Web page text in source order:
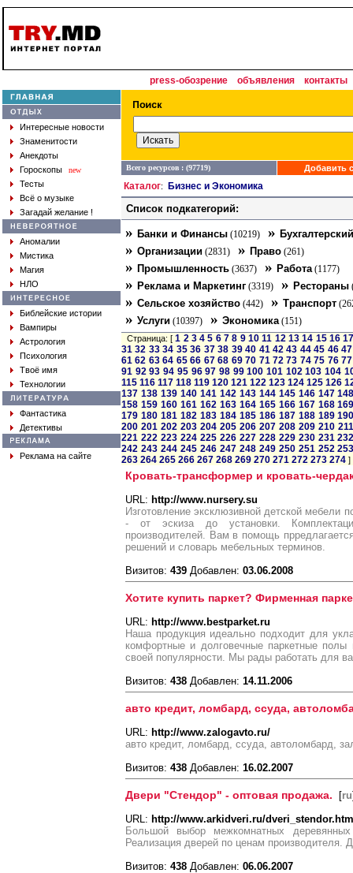
press-обозрение объявления контакты
Интересные новости
Знаменитости
Анекдоты
Гороскопы
new
Тесты
Всё о музыке
Загадай желание !
Аномалии
Мистика
Магия
НЛО
Библейские истории
Вампиры
Астрология
Психология
Твоё имя
Технологии
Фантастика
Детективы
Реклама на сайте
Всего ресурсов : (97719) Добавить
Каталог: Бизнес и Экономика
Список подкатегорий:
» Банки и Финансы (10219) »
» Организации (2831) » Право (261)
» Промышленность (3637) » Работа(1177)
» Реклама и Маркетинг (3319) » Рестораны
» Сельское хозяйство (442) » Транспорт
» Услуги (10397) » Экономика(151)
Страница: [1 2 3 4 5 6 7 8 9 10 11 12 13 14 15 16
31 32 33 34 35 36 37 38 39 40 41 42 43 44 45 46 47
61 62 63 64 65 66 67 68 69 70 71 72 73 74 75 76 77
91 92 93 94 95 96 97 98 99 100 101 102 103 104
115 116 117 118 119 120 121 122 123 124 125 126
137 138 139 140 141 142 143 144 145 146 147
158 159 160 161 162 163 164 165 166 167 168
179 180 181 182 183 184 185 186 187 188 189
200 201 202 203 204 205 206 207 208 209 210 211
221 222 223 224 225 226 227 228 229 230 231
242 243 244 245 246 247 248 249 250 251 252
263 264 265 266 267 268 269 270 271 272 273 274 ]
Кровать-трансформер и кровать-
URL: http://www.nursery.su
Изготовление эксклюзивной детской мебели
- от эскиза до установки.
производителей. Вам в помощь
решений и словарь мебельных терминов.
Визитов: 439 Добавлен: 03.06.2008
Хотите купить паркет? Фирменная
URL: http://www.bestparket.ru
Наша продукция идеально подходит для
комфортные и долговечные паркетные полы
своей популярности. Мы рады работать для
Визитов: 438 Добавлен: 14.11.2006
авто кредит, ломбард, ссуда,
URL: http://www.zalogavto.ru/
авто кредит, ломбард, ссуда, автоломбард,
Визитов: 438 Добавлен: 16.02.2007
Двери "Стендор" - оптовая продажа. [ru
URL: http://www.arkidveri.ru/dveri_stendor.htm
Большой выбор межкомнатных
Реализация дверей по ценам производителя.
Визитов: 438 Добавлен: 06.06.2007